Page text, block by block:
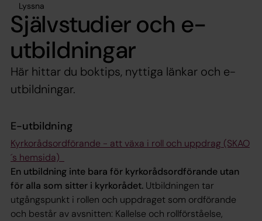
Lyssna
Självstudier och e-
utbildningar
Här hittar du boktips, nyttiga länkar och e-
utbildningar.
E-utbildning
Kyrkorådsordförande - att växa i roll och uppdrag (SKAO
´s hemsida)
En utbildning inte bara för kyrkorådsordförande utan
för alla som sitter i kyrkorådet. Utbildningen tar
utgångspunkt i rollen och uppdraget som ordförande
och består av avsnitten: Kallelse och rollförståelse,